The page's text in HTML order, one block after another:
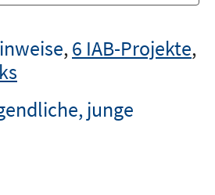
,6 IAB-Projekte,
junge